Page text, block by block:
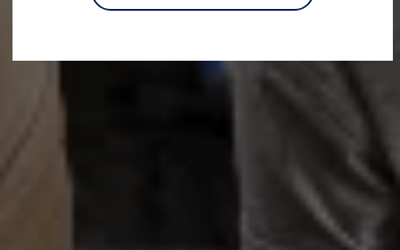
Zubehör
Entertainment und Elektronik
Updates für Software, Karten und Radio
Volkswagen Kundenbetreuung